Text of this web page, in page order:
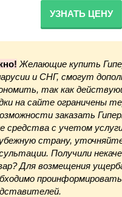
УЗНАТЬ ЦЕНУ
Желающие купить
и СНГ, смогут
так как
на сайте ограничены
заказать
средства с учетом
страну,
Получили
Для возмещения